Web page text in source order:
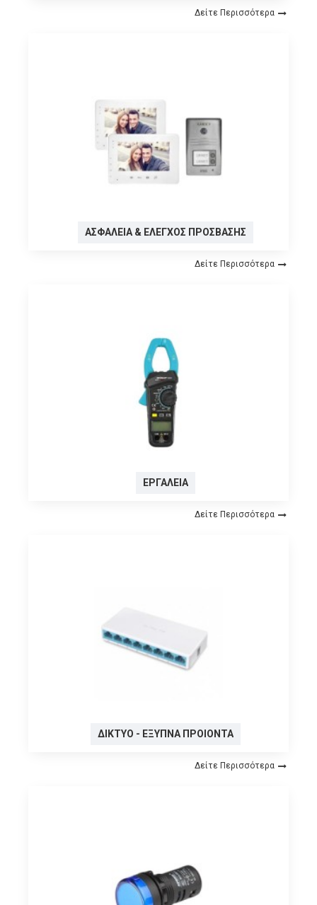
Δείτε Περισσότερα
ΑΣΦΆΛΕΙΑ & ΈΛΕΓΧΟΣ ΠΡΌΣΒΑΣΗΣ
Δείτε Περισσότερα
ΕΡΓΑΛΕΊΑ
Δείτε Περισσότερα
ΔΊΚΤΥΟ - ΈΞΥΠΝΑ ΠΡΟΙΌΝΤΑ
Δείτε Περισσότερα